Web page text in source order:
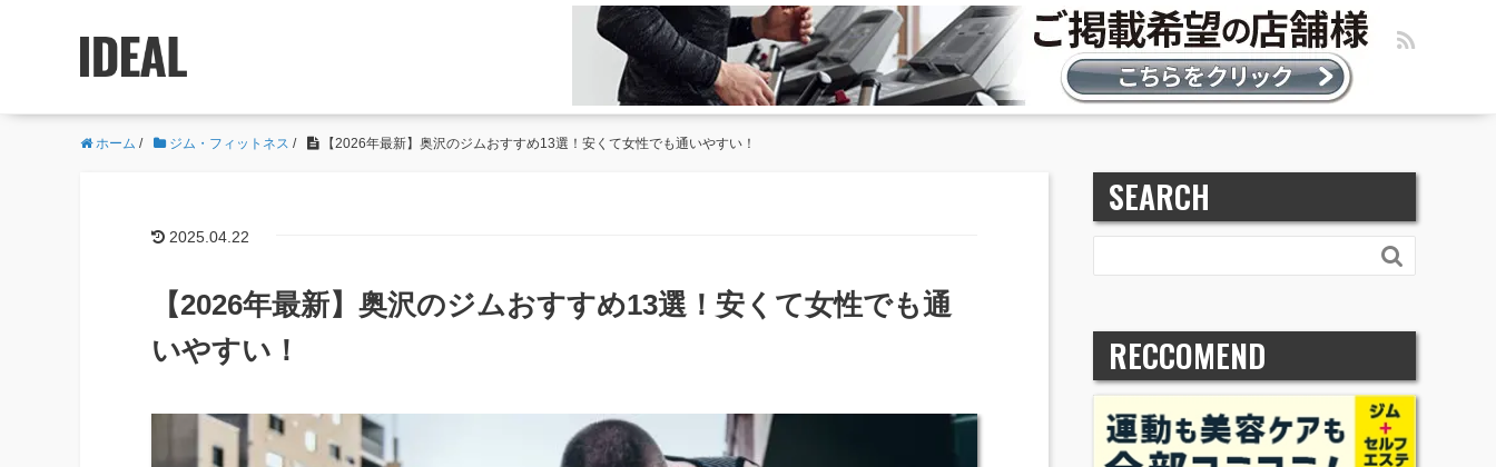
ホーム / ジム・フィットネス / 【2026年最新】奥沢のジムおすすめ13選！安くて女性でも通いやすい！
2025.04.22
【2026年最新】奥沢のジムおすすめ13選！安くて女性でも通
いやすい！
SEARCH

RECCOMEND